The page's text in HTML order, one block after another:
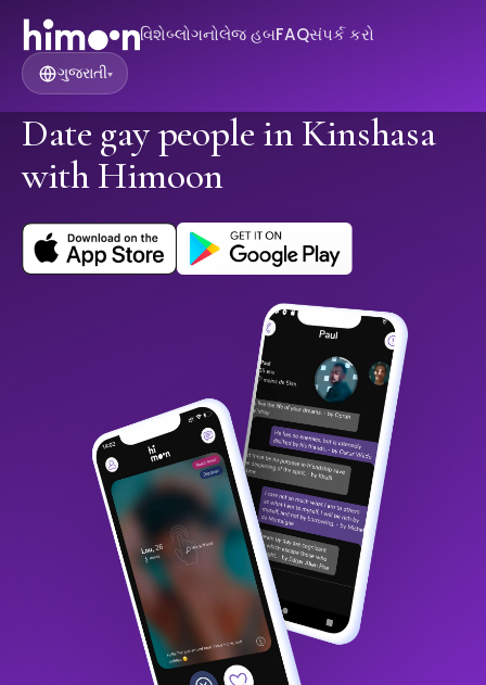
વિશેબ્લોગનોલેજ હબFAQસંપર્ક કરો
ગુજરાતી▾
Date gay people in Kinshasa
with Himoon